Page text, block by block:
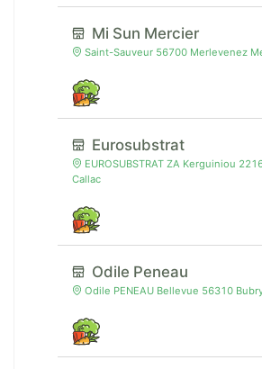
Mi Sun Mercier
Saint-Sauveur 56700 Merlevenez
Eurosubstrat
EUROSUBSTRAT ZA Kerguiniou
Callac
Odile Peneau
Odile PENEAU Bellevue 56310